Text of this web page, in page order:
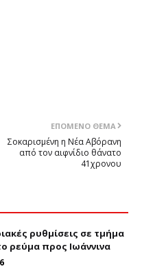
ΕΠΌΜΕΝΟ ΘΈΜΑ
Σοκαρισμένη η Νέα Αβόρανη
από τον αιφνίδιο θάνατο
41χρονου
ρυθμίσεις σε τμήμα
ρεύμα προς Ιωάννινα